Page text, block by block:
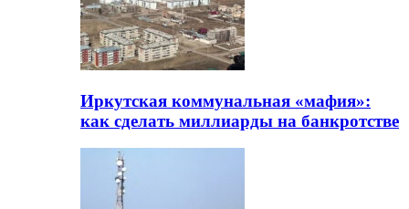
Иркутская коммунальная «мафия»:
как сделать миллиарды на банкротстве